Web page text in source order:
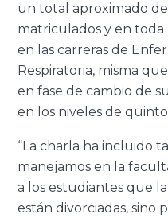
un total aproximado
matriculados y en toda
en las carreras de
Respiratoria, misma
en fase de cambio de
en los niveles de
“La charla ha incluido
manejamos en la
a los estudiantes que
están divorciadas, sino